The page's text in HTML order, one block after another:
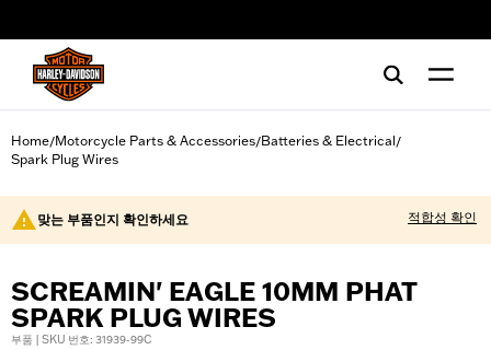
Home/Motorcycle Parts & Accessories/Batteries & Electrical/
Spark Plug Wires
맞는 부품인지 확인하세요 적합성 확인
SCREAMIN' EAGLE 10MM PHAT
SPARK PLUG WIRES
부품 | SKU 번호: 31939-99C